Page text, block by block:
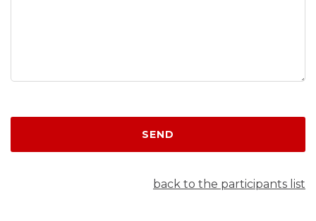
SEND
back to the participants list